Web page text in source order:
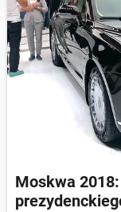
Moskwa